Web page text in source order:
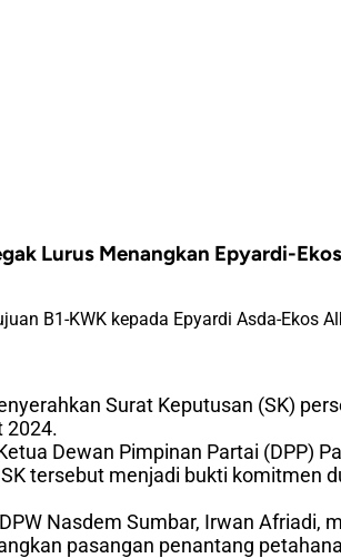
Lurus Menangkan Epyardi-Ekos
B1-KWK kepada Epyardi Asda-Ekos
Surat Keputusan (SK)
2024.
Dewan Pimpinan Partai (DPP)
tersebut menjadi bukti komitmen
Nasdem Sumbar, Irwan Afriadi,
pasangan penantang